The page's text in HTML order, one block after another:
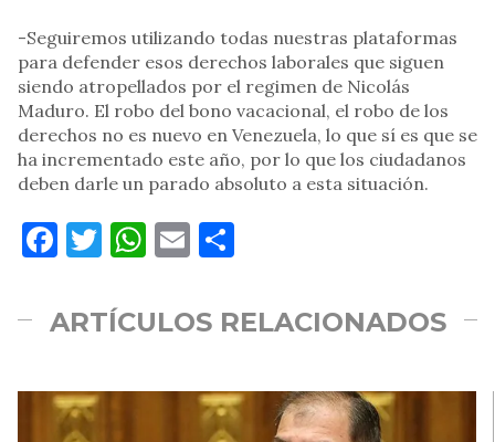
-Seguiremos utilizando todas nuestras plataformas
para defender esos derechos laborales que siguen
siendo atropellados por el regimen de Nicolás
Maduro. El robo del bono vacacional, el robo de los
derechos no es nuevo en Venezuela, lo que sí es que se
ha incrementado este año, por lo que los ciudadanos
deben darle un parado absoluto a esta situación.
Facebook
Twitter
WhatsApp
Email
ARTÍCULOS RELACIONADOS